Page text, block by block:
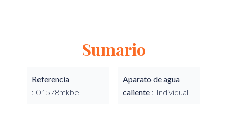
Sumario
Referencia
01578mkbe
Aparato de agua
caliente
Individual